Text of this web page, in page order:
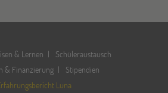
& Lernen
Schüleraustausch
& Finanzierung
Stipendien
Luna